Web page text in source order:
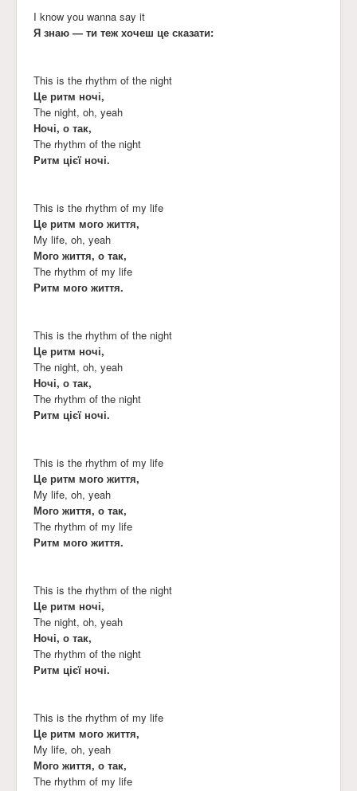
I know you wanna say it
Я знаю — ти теж хочеш це сказати:
This is the rhythm of the night
Це ритм ночі,
The night, oh, yeah
Ночі, о так,
The rhythm of the night
Ритм цієї ночі.
This is the rhythm of my life
Це ритм мого життя,
My life, oh, yeah
Мого життя, о так,
The rhythm of my life
Ритм мого життя.
This is the rhythm of the night
Це ритм ночі,
The night, oh, yeah
Ночі, о так,
The rhythm of the night
Ритм цієї ночі.
This is the rhythm of my life
Це ритм мого життя,
My life, oh, yeah
Мого життя, о так,
The rhythm of my life
Ритм мого життя.
This is the rhythm of the night
Це ритм ночі,
The night, oh, yeah
Ночі, о так,
The rhythm of the night
Ритм цієї ночі.
This is the rhythm of my life
Це ритм мого життя,
My life, oh, yeah
Мого життя, о так,
The rhythm of my life